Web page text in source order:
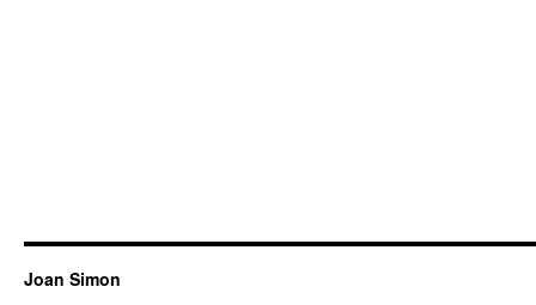
Joan Simon